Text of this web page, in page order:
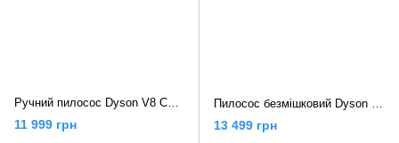
Ручний пилосос Dyson V8 Car & Boat (586120-01)
11 999 грн
Пилосос безмішковий Dyson CY26 Cinetic Big Ball Parquet 2
13 499 грн